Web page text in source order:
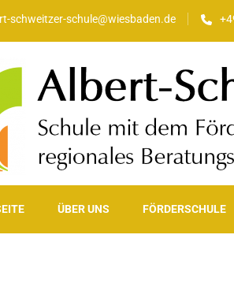
schweitzer-schule@wiesbaden.de
Schweitzer-
ÜBER UNS FÖRDERSCHULE